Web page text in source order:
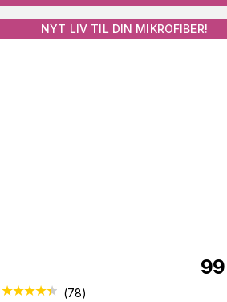
NYT LIV TIL DIN MIKROFIBER!
99
(78)